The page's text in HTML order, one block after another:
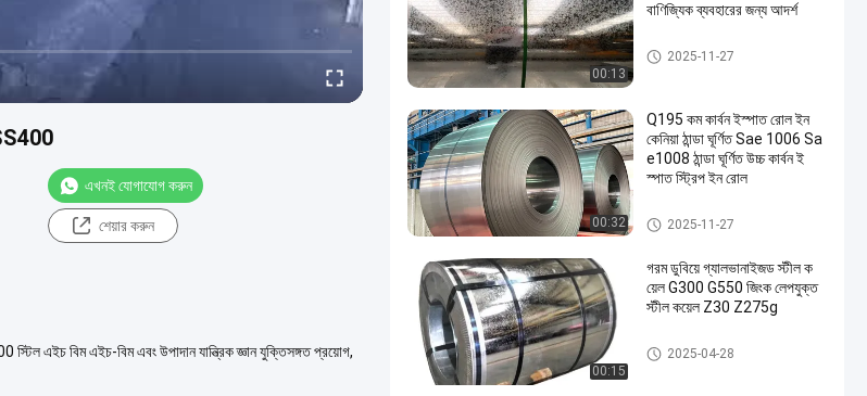
এখনই যোগাযোগ করুন
শেয়ার করুন
এইচ বিম এইচ-বিম এবং উপাদান যান্ত্রিক জ্ঞান যুক্তিসঙ্গত প্রয়োগ,
00:13
বাণিজ্যিক ব্যবহারের জন্য আদর্শ
গ্যালভানাইজড স্টিল প্লেট
2025-11-27
00:32
Q195 কম কার্বন ইস্পাত রোল ইন
কেনিয়া ঠান্ডা ঘূর্ণিত Sae 1006 Sa
e1008 ঠান্ডা ঘূর্ণিত উচ্চ কার্বন ই
স্পাত স্ট্রিপ ইন রোল
কোল্ড রোলড কার্বন স্টিল কয়েল
2025-11-27
00:15
গরম ডুবিয়ে গ্যালভানাইজড স্টীল ক
য়েল G300 G550 জিংক লেপযুক্ত
স্টীল কয়েল Z30 Z275g
গ্যালভানাইজড স্টিলের কয়েল
2025-04-28